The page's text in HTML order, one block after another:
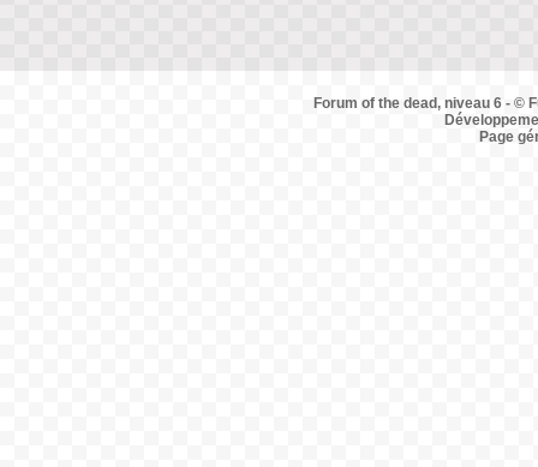
Forum of the dead, niveau 6 - ©
Page